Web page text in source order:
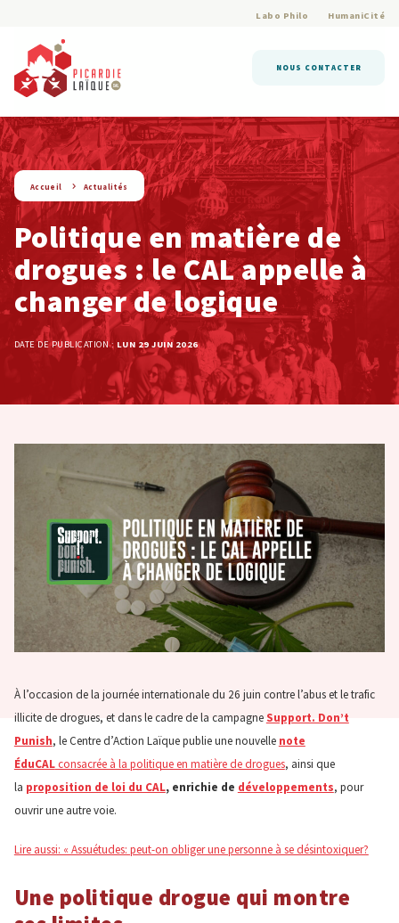
Labo Philo HumaniCité
NOUS CONTACTER
string(9) « actualite »
Accueil Actualités
Politique en matière de
drogues : le CAL appelle à
changer de logique
DATE DE PUBLICATION : LUN 29 JUIN 2026
À l’occasion de la journée internationale du 26 juin contre l’abus et le trafic
illicite de drogues, et dans le cadre de la campagne Support. Don’t
Punish, le Centre d’Action Laïque publie une nouvelle note
ÉduCALconsacrée à la politique en matière de drogues, ainsi que
la proposition de loi du CAL, enrichie de développements, pour
ouvrir une autre voie.
Lire aussi: « Assuétudes: peut-on obliger une personne à se désintoxiquer?
Une politique drogue qui montre